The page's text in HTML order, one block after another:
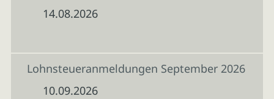
14.08.2026
Lohnsteueranmeldungen September 2026
10.09.2026